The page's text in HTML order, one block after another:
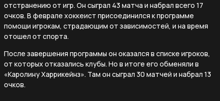
отстранению от игр. Он сыграл 43 матча и набрал всего 17
очков. В феврале хоккеист присоединился к программе
помощи игрокам, страдающим от зависимостей, и на время
отошел от спорта.
После завершения программы он оказался в списке игроков,
от которых отказались клубы. Но в итоге его обменяли в
«Каролину Харрикейнз». Там он сыграл 30 матчей и набрал 13
очков.